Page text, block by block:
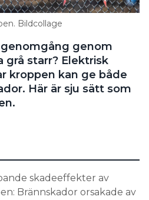
Bildcollage
genom
grå starr? Elektrisk
kroppen kan ge både
Här är sju sätt som
skadeeffekter av
Brännskador orsakade av